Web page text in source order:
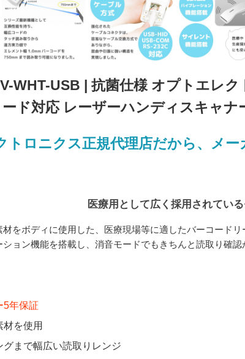
WHT-USB | 抗菌仕様 オプトエレ
ド対応 レーザーハンディスキャナ
トロニクス正規代理店だから、メー
医療用として広く採用されてい
をボディに使用した、医療現場等に適したバーコード
ョン機能を搭載し、消音モードでもきちんと読取り確認
5年保証
材を使用
グまで幅広い読取りレンジ